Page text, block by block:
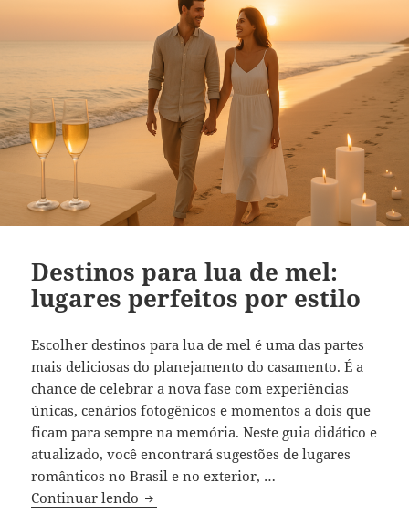
Destinos para lua de mel:
lugares perfeitos por estilo
Escolher destinos para lua de mel é uma das partes
mais deliciosas do planejamento do casamento. É a
chance de celebrar a nova fase com experiências
únicas, cenários fotogênicos e momentos a dois que
ficam para sempre na memória. Neste guia didático e
atualizado, você encontrará sugestões de lugares
românticos no Brasil e no exterior, …
Continuar lendo Destinos para lua de mel: lugares